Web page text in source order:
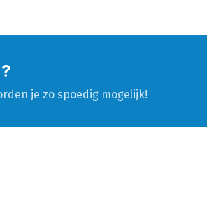
je zo spoedig mogelijk!